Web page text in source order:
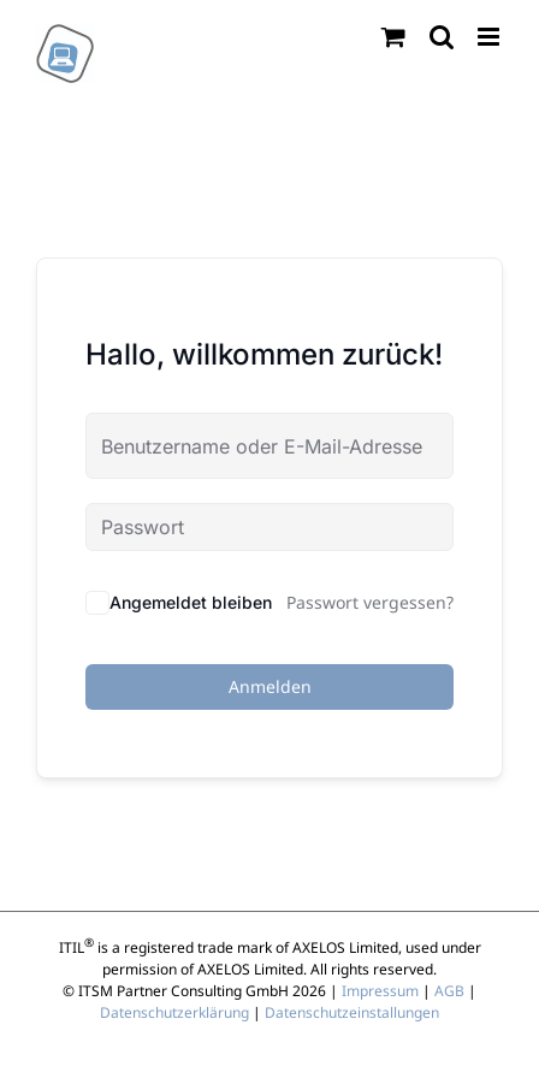
Inhalt
springen
Hallo, willkommen zurück!
Angemeldet bleiben Passwort vergessen?
Anmelden
ITIL®is a registered trade mark of AXELOS Limited, used under
permission of AXELOS Limited. All rights reserved.
© ITSM Partner Consulting GmbH 2026 | Impressum | AGB |
Datenschutzerklärung | Datenschutzeinstallungen